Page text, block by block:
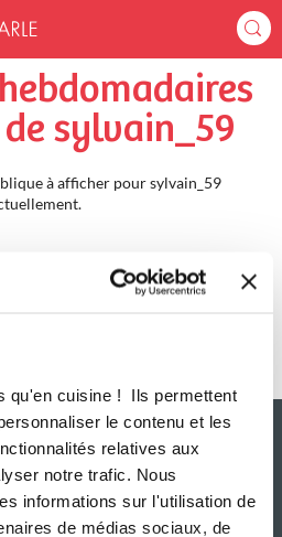
qu'en cuisine ! Ils permettent
le contenu et les
relatives aux
notre trafic. Nous
informations sur l'utilisation de
de médias sociaux, de
Menus Hebdomadaires
sylvain_59
à afficher pour sylvain_59